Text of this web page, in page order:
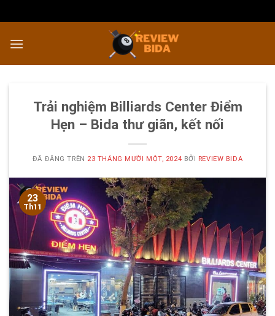
đến
nội
Trải nghiệm Billiards Center Điểm
Hẹn – Bida thư giãn, kết nối
ĐÃ ĐĂNG TRÊN 23 THÁNG MƯỜI MỘT, 2024 BỞI REVIEW BIDA
23
Th11